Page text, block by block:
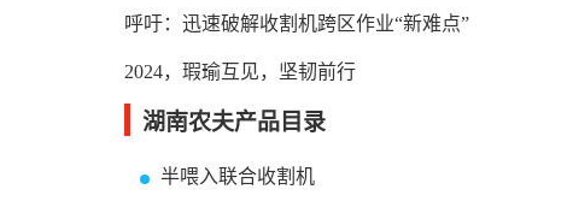
呼吁：迅速破解收割机跨区作业“新难点”
2024，瑕瑜互见，坚韧前行
湖南农夫产品目录
半喂入联合收割机